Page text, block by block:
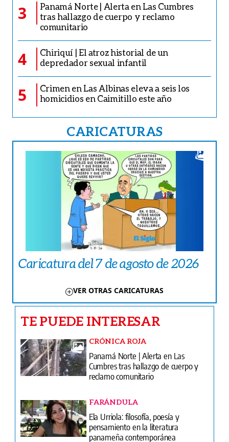
3
Panamá Norte | Alerta en Las Cumbres
tras hallazgo de cuerpo y reclamo
comunitario
4
Chiriquí | El atroz historial de un
depredador sexual infantil
5
Crimen en Las Albinas eleva a seis los
homicidios en Caimitillo este año
CARICATURAS
Caricatura del 7 de agosto de 2026
VER OTRAS CARICATURAS
TE PUEDE INTERESAR
CRÓNICA ROJA
Panamá Norte | Alerta en Las
Cumbres tras hallazgo de cuerpo y
reclamo comunitario
FARÁNDULA
Ela Urriola: filosofía, poesía y
pensamiento en la literatura
panameña contemporánea